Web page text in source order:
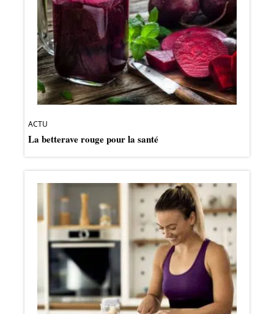
ACTU
La betterave rouge pour la santé